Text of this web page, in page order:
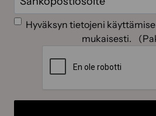
Suostumus (Pakollinen)
Hyväksyn tietojeni
mukaisesti.